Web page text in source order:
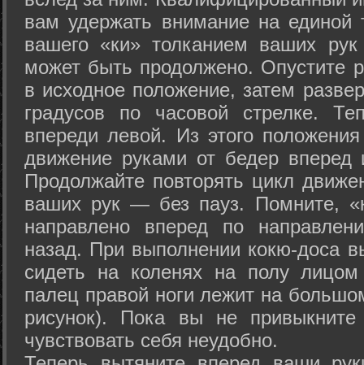
вам удержать внимание на единой
вашего «ки» толканием ваших
может быть продолжено. Опустите
в исходное положение, затем
градусов по часовой стрелке.
впереди левой. Из этого
движение руками от бедер вперед
Продолжайте повторять цикл
ваших рук — без пауз. Помните,
направлено вперед по
назад. При выполнении кокю-доса
сидеть на коленях на полу
палец правой ноги лежит на
рисунок). Пока вы не
чувствовать себя неудобно.